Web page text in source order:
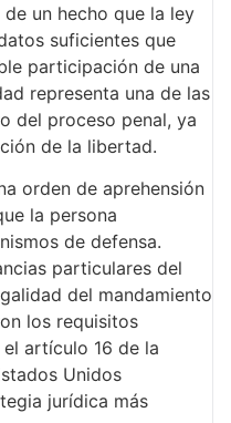
un hecho que la ley
suficientes que
participación de una
representa una de las
del proceso penal, ya
de la libertad.
orden de aprehensión
la persona
de defensa.
particulares del
del mandamiento
los requisitos
artículo 16 de la
Unidos
jurídica más